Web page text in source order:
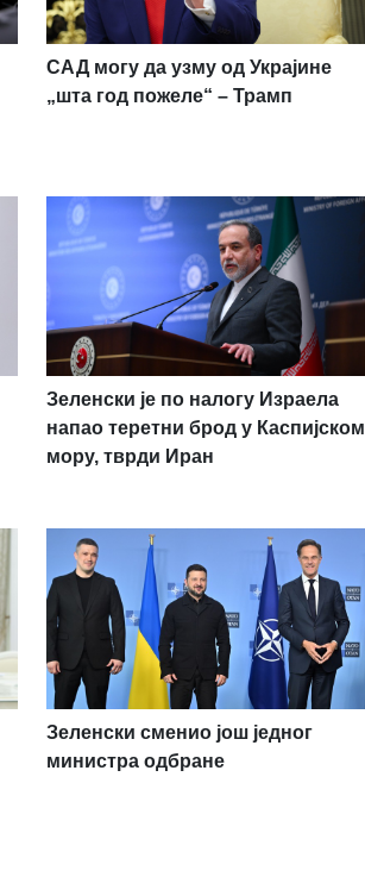
САД могу да узму од Украјине
„шта год пожеле“ – Трамп
Зеленски је по налогу Израела
напао теретни брод у Каспијском
мору, тврди Иран
Зеленски сменио још једног
министра одбране